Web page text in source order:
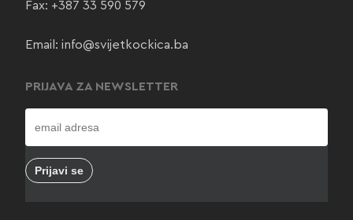
Fax: +387 33 590 579
Email: info@svijetkockica.ba
PRIJAVA ZA NEWSLETTER